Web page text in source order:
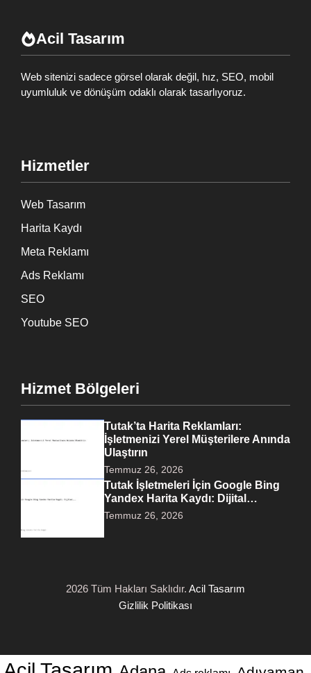
Acil Tasarım
Web sitenizi sadece görsel olarak değil, hız, SEO, mobil
uyumluluk ve dönüşüm odaklı olarak tasarlıyoruz.
Hizmetler
Web Tasarım
Harita Kaydı
Meta Reklamı
Ads Reklamı
SEO
Youtube SEO
Hizmet Bölgeleri
Tutak’ta Harita Reklamları:
İşletmenizi Yerel Müşterilere Anında
Ulaştırın
Temmuz 26, 2026
Tutak İşletmeleri İçin Google Bing
Yandex Harita Kaydı: Dijital…
Temmuz 26, 2026
2026 Tüm Hakları Saklıdır. Acil Tasarım
Gizlilik Politikası